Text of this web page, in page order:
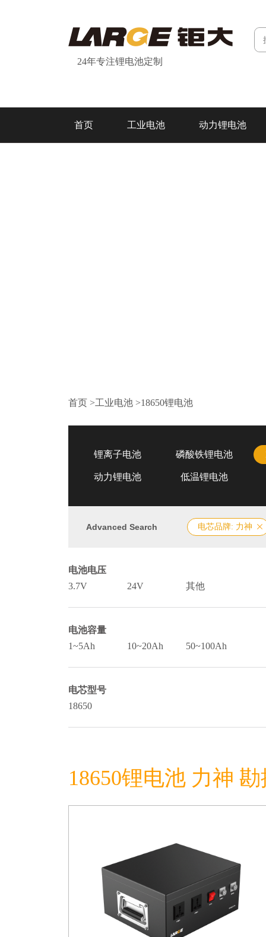
24年专注锂电池定制
首页 工业电池 动力锂电池
首页 >工业电池 >18650锂电池
锂离子电池 磷酸铁锂电池
动力锂电池 低温锂电池
Advanced Search 电芯品牌: 力神
电池电压
3.7V
24V 其他
电池容量
1~5Ah
10~20Ah 50~100Ah
电芯型号
18650
18650锂电池 力神